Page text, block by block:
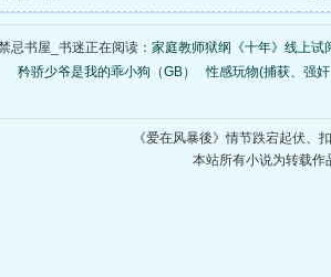
忌书屋_书迷正在阅读： 家庭教师狱纲《十年》线上试
矜骄少爷是我的乖小狗（GB）
性感玩物(捕获、强
《爱在风暴後》情节跌宕起伏、
本站所有小说为转载作